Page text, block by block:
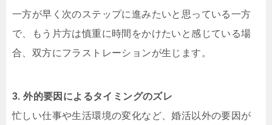
一方が早く次のステップに進みたいと思っている一方
で、もう片方は慎重に時間をかけたいと感じている場
合、双方にフラストレーションが生じます。
3. 外的要因によるタイミングのズレ
忙しい仕事や生活環境の変化など、婚活以外の要因が